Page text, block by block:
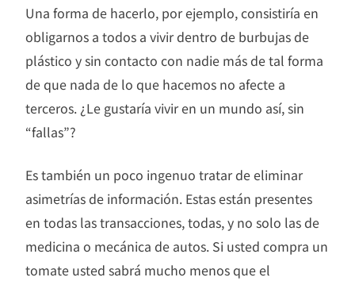
Una forma de hacerlo, por ejemplo, consistiría en
obligarnos a todos a vivir dentro de burbujas de
plástico y sin contacto con nadie más de tal forma
de que nada de lo que hacemos no afecte a
terceros. ¿Le gustaría vivir en un mundo así, sin
“fallas”?
Es también un poco ingenuo tratar de eliminar
asimetrías de información. Estas están presentes
en todas las transacciones, todas, y no solo las de
medicina o mecánica de autos. Si usted compra un
tomate usted sabrá mucho menos que el